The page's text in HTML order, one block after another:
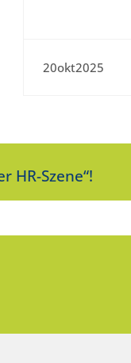
20okt2025
HR-Szene“!